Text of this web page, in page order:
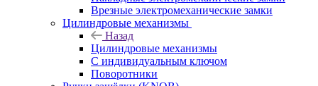
Врезные электромеханические замки
Цилиндровые механизмы
Назад
Цилиндровые механизмы
С индивидуальным ключом
Поворотники